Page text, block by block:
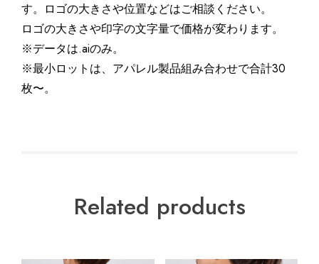
す。ロゴの大きさや位置などはご相談ください。
ロゴの大きさや印字の文字量で価格が変わります。
※データは.aiのみ。
※最小ロットは、アパレル製品組み合わせで合計30
枚〜。
Related products